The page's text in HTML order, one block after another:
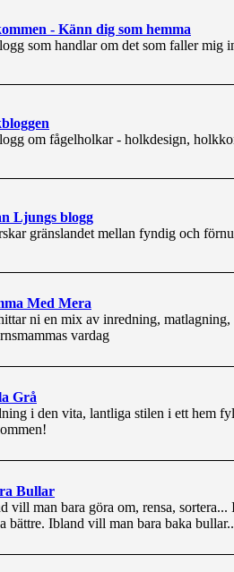
- Känn dig som hemma
som handlar om det som faller mig
om fågelholkar - holkdesign,
Ljungs blogg
gränslandet mellan fyndig och
Med Mera
ni en mix av inredning,
vardag
Grå
i den vita, lantliga stilen i ett hem
Bullar
vill man bara göra om, rensa,
bättre. Ibland vill man bara baka